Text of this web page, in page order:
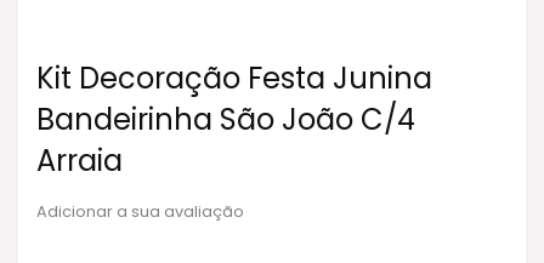
Kit Decoração Festa Junina
Bandeirinha São João C/4
Arraia
Adicionar a sua avaliação